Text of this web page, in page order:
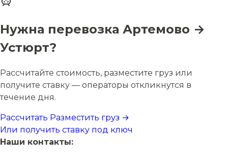
Нужна перевозка Артемово →
Устюрт?
Рассчитайте стоимость, разместите груз или
получите ставку — операторы откликнутся в
течение дня.
Рассчитать Разместить груз →
Или получить ставку под ключ
Наши контакты: